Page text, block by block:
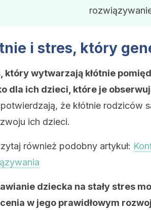
i stres, który
który wytwarzają kłótnie
dla ich dzieci, które je
że kłótnie rodziców
ich dzieci.
również podobny artykuł:
dziecka na stały stres
w jego prawidłowym